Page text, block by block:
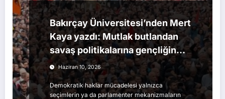
Bakırçay Üniversitesi’nden Mert
Kaya yazdı: Mutlak butlandan
savaş politikalarına gençliğin
rolüHaziran 10, 2026
Demokratik haklar mücadelesi yalnızca
seçimlerin ya da parlamenter mekanizmaların